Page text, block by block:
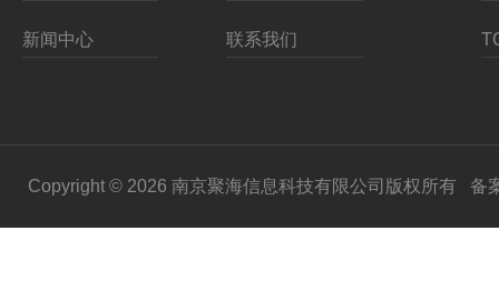
新闻中心 联系我们
Copyright © 2026 南京聚海信息科技有限公司版权所有 备